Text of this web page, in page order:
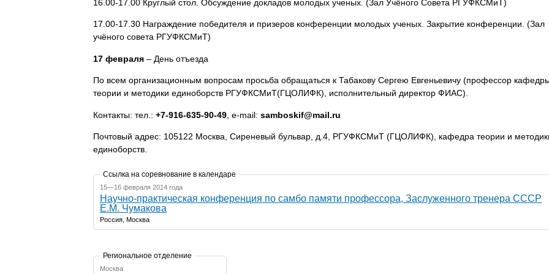
16.00-17.00 Круглый стол. Обсуждение докладов молодых ученых. (Зал Учёного Совета РГУФКСМиТ)
17.00-17.30 Награждение победителя и призеров конференции молодых ученых. Закрытие конференции. (Зал
учёного совета РГУФКСМиТ)
17 февраля – День отъезда
По всем организационным вопросам просьба обращаться к Табакову Сергею Евгеньевичу (профессор
теории и методики единоборств РГУФКСМиТ(ГЦОЛИФК), исполнительный директор ФИАС).
Контакты: тел.: +7-916-635-90-49 , e-mail: samboskif@mail.ru
Почтовый адрес: 105122 Москва, Сиреневый бульвар, д.4, РГУФКСМиТ (ГЦОЛИФК), кафедра теории и
единоборств.
Ссылка на соревнование в календаре
15—16 февраля 2014 года
Научно-практическая конференция по самбо памяти профессора, Заслуженного тренера СССР
Е.М. Чумакова
Россия, Москва
Региональное отделение
Москва